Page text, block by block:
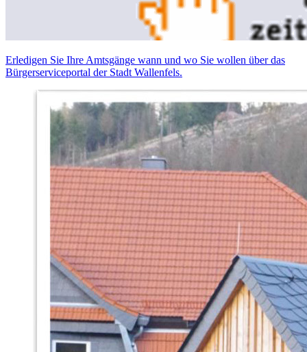
Erledigen Sie Ihre Amtsgänge wann und wo Sie wollen über das
Bürgerserviceportal der Stadt Wallenfels.